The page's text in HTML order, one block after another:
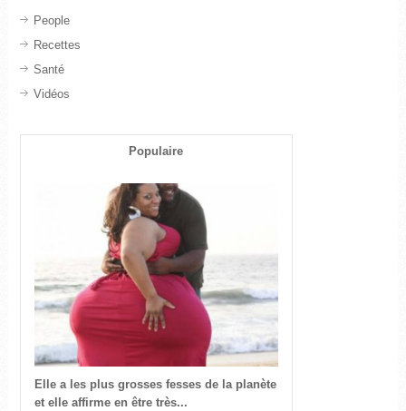
People
Recettes
Santé
Vidéos
Populaire
Elle a les plus grosses fesses de la planète
et elle affirme en être très...